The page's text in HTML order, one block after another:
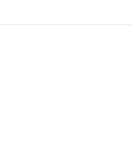
Polda Banten Gandeng SPSI